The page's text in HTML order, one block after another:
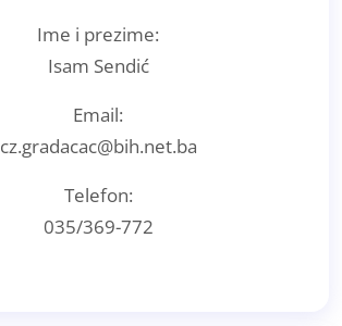
Ime i prezime:
Isam Sendić
Email:
cz.gradacac@bih.net.ba
Telefon:
035/369-772